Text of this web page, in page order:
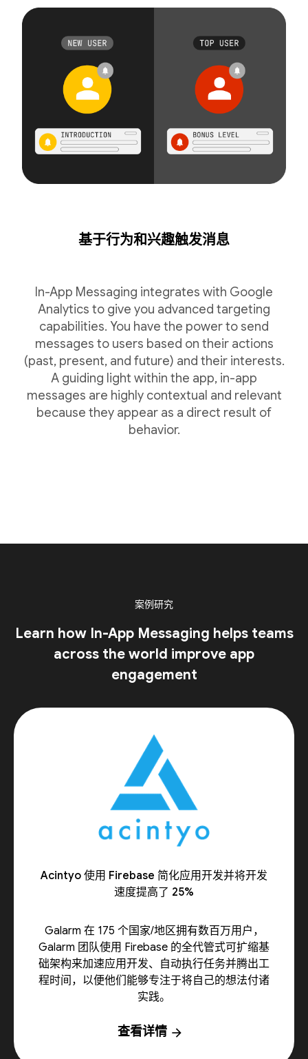
基于行为和兴趣触发消息
In-App Messaging integrates with Google
Analytics to give you advanced targeting
capabilities. You have the power to send
messages to users based on their actions
(past, present, and future) and their interests.
A guiding light within the app, in-app
messages are highly contextual and relevant
because they appear as a direct result of
behavior.
案例研究
Learn how In-App Messaging helps teams
across the world improve app
engagement
Acintyo 使用 Firebase 简化应用开发并将开发
速度提高了 25%
Galarm 在 175 个国家/地区拥有数百万用户，
Galarm 团队使用 Firebase 的全代管式可扩缩基
础架构来加速应用开发、自动执行任务并腾出工
程时间，以便他们能够专注于将自己的想法付诸
实践。
查看详情 arrow_forward